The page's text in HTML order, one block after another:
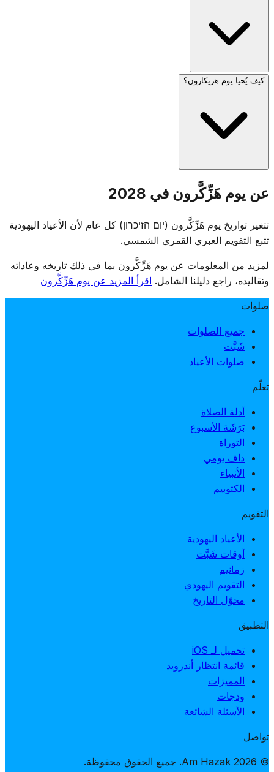
وضحايا الإرهاب. يُطلق صفّار إنذار لمدّة دقيقة واحدة في الساعة
الثامنة مساءً عشيّة اليوم، وصفّار لمدّة دقيقتين في الساعة
صامتاً.
كيف يُحيا يوم هزيكارون؟
تُقام مراسم تذكارية في المقابر العسكرية في أنحاء إسرائيل،
وتزور العائلات قبور الجنود الذين سقطوا. تُغلق أماكن الترفيه بحكم
القانون، ويبثّ التلفزيون والإذاعة برامج تذكارية. يتميّز اليوم
بتجمّعات رسمية وقراءة أسماء الشهداء وإضاءة شموع تذكارية.
عن يوم هَزِّكَّرون في 2028
تتغير تواريخ يوم هَزِّكَّرون (יום הזיכרון) كل عام لأن الأعياد اليهودية
تتبع التقويم العبري القمري الشمسي.
لمزيد من المعلومات عن يوم هَزِّكَّرون بما في ذلك تاريخه وعاداته
وتقاليده، راجع دليلنا الشامل. اقرأ المزيد عن يوم هَزِّكَّرون
صلوات
جميع الصلوات
شَبَّت
صلوات الأعياد
تعلّم
أدلة الصلاة
بَرَشَة الأسبوع
التوراة
داف يومي
الأنبياء
الكتوبيم
التقويم
الأعياد اليهودية
أوقات شَبَّت
زمانيم
التقويم اليهودي
محوّل التاريخ
التطبيق
تحميل لـ iOS
قائمة انتظار أندرويد
المميزات
ودجات
الأسئلة الشائعة
تواصل
© 2026 Am Hazak. جميع الحقوق محفوظة.